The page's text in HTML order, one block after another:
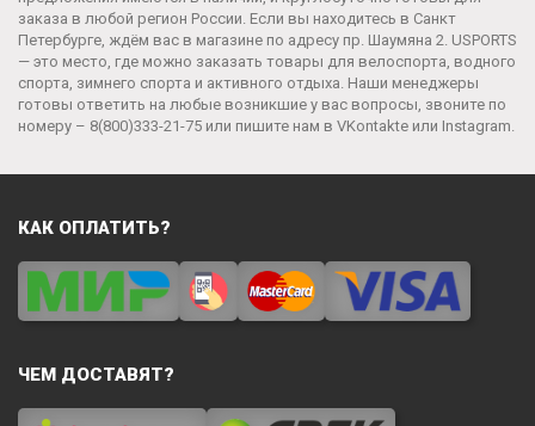
заказа в любой регион России. Если вы находитесь в Санкт
Петербурге, ждём вас в магазине по адресу пр. Шаумяна 2. USPORTS
— это место, где можно заказать товары для велоспорта, водного
спорта, зимнего спорта и активного отдыха. Наши менеджеры
готовы ответить на любые возникшие у вас вопросы, звоните по
номеру – 8(800)333-21-75 или пишите нам в VKontakte или Instagram.
КАК ОПЛАТИТЬ?
ЧЕМ ДОСТАВЯТ?